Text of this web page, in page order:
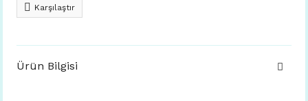
Karşılaştır
Ürün Bilgisi